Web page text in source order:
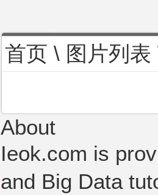
首页 \ 图片列表
About
Ieok.com is
and Big Data